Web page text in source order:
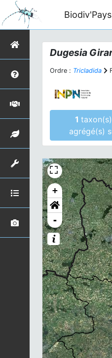
Dugesia
Ordre : Tricladida
1
+
-